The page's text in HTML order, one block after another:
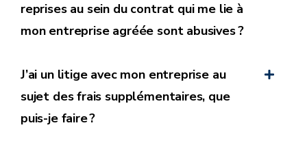
active.À cette occasion l’entreprise doit informer
l’utilisateur de manière claire et compréhensible,
contrat s’il n’est pas d’accord avec ces
modifications ;
es frais ne peuvent pas être appliqués de façon
reprises au sein du contrat qui me lie à
mon entreprise agréée sont abusives ?
J’ai un litige avec mon entreprise au
sujet des frais supplémentaires, que
puis-je faire ?